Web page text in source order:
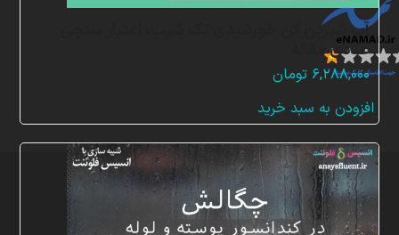
آب شیرین کن خورشیدی تک شیب، اعتبار سنجی
عددی مقاله
۶,۲۸۸,۰۰۰ تومان
افزودن به سبد خرید
تمامی
حقوق
برای
شرکت